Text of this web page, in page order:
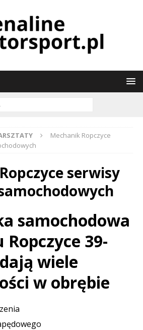
Mechanik Ropczyce
serwisy
samochodowa
Ropczyce 39-
wiele
w obrębie